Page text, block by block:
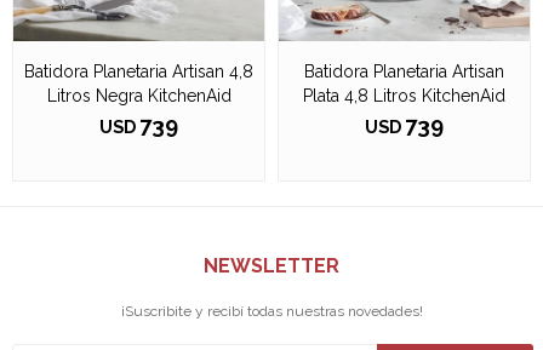
Batidora Planetaria Artisan 4,8
Litros Negra KitchenAid
USD 739
Batidora Planetaria Artisan
Plata 4,8 Litros KitchenAid
USD 739
NEWSLETTER
¡Suscribite y recibí todas nuestras novedades!